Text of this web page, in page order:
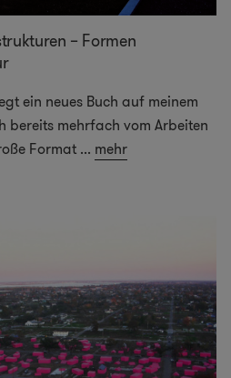
– Formen
ein neues Buch auf meinem
bereits mehrfach vom Arbeiten
Format ... mehr